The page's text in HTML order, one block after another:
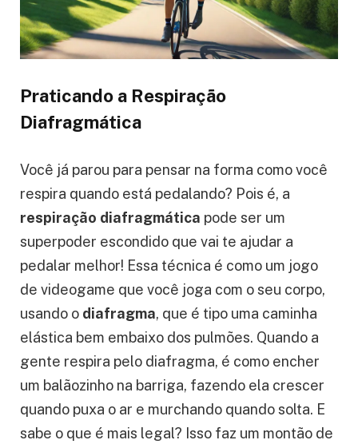
Praticando a Respiração
Diafragmática
Você já parou para pensar na forma como você
respira quando está pedalando? Pois é, a
respiração diafragmáticapode ser um
superpoder escondido que vai te ajudar a
pedalar melhor! Essa técnica é como um jogo
de videogame que você joga com o seu corpo,
usando odiafragma, que é tipo uma caminha
elástica bem embaixo dos pulmões. Quando a
gente respira pelo diafragma, é como encher